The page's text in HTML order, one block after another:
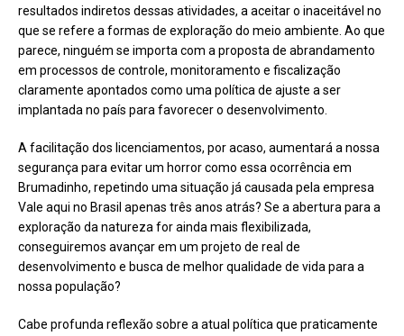
resultados indiretos dessas atividades, a aceitar o inaceitável no
que se refere a formas de exploração do meio ambiente. Ao que
parece, ninguém se importa com a proposta de abrandamento
em processos de controle, monitoramento e fiscalização
claramente apontados como uma política de ajuste a ser
implantada no país para favorecer o desenvolvimento.
A facilitação dos licenciamentos, por acaso, aumentará a nossa
segurança para evitar um horror como essa ocorrência em
Brumadinho, repetindo uma situação já causada pela empresa
Vale aqui no Brasil apenas três anos atrás? Se a abertura para a
exploração da natureza for ainda mais flexibilizada,
conseguiremos avançar em um projeto de real de
desenvolvimento e busca de melhor qualidade de vida para a
nossa população?
Cabe profunda reflexão sobre a atual política que praticamente